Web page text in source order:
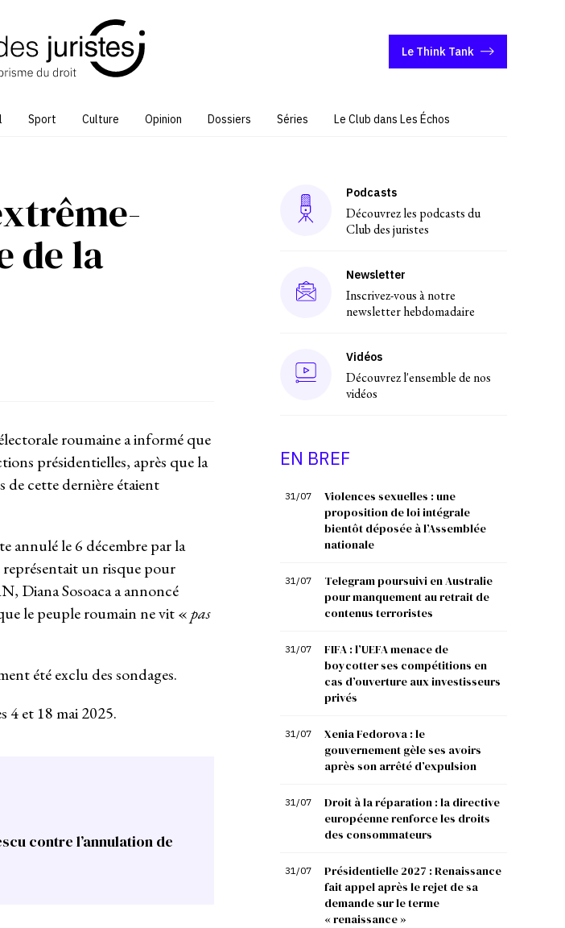
Le Think Tank
Sport Culture Opinion Dossiers Séries Le Club dans Les Échos
de la
roumaine a informé que
présidentielles, après que la
cette dernière étaient
annulé le 6 décembre par la
un risque pour
Diana Sosoaca a annoncé
le peuple roumain ne vit « pas
été exclu des sondages.
4 et 18 mai 2025.
contre l’annulation de
Podcasts
Découvrez les podcasts du
Club des juristes
Newsletter
Inscrivez-vous à notre
newsletter hebdomadaire
Vidéos
Découvrez l'ensemble de nos
vidéos
EN BREF
31/07
Violences sexuelles : une
proposition de loi intégrale
bientôt déposée à l’Assemblée
nationale
31/07
Telegram poursuivi en Australie
pour manquement au retrait de
contenus terroristes
31/07
FIFA : l’UEFA menace de
boycotter ses compétitions en
cas d’ouverture aux investisseurs
privés
31/07
Xenia Fedorova : le
gouvernement gèle ses avoirs
après son arrêté d’expulsion
31/07
Droit à la réparation : la directive
européenne renforce les droits
des consommateurs
31/07
Présidentielle 2027 : Renaissance
fait appel après le rejet de sa
demande sur le terme
« renaissance »